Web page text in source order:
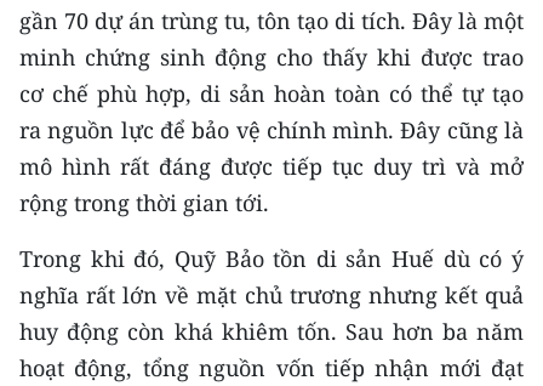
Chuyên trang TP. Hồ Chí Minh
CHUYÊN ĐỀ
CÁC CHUYÊN TRANG
VỀ BÁO NHÂN DÂN
THỜI NAY
NHÂN DÂN CUỐI TUẦN
gần 70 dự án trùng tu, tôn tạo di tích. Đây là một
minh chứng sinh động cho thấy khi được trao
cơ chế phù hợp, di sản hoàn toàn có thể tự tạo
ra nguồn lực để bảo vệ chính mình. Đây cũng là
mô hình rất đáng được tiếp tục duy trì và mở
rộng trong thời gian tới.
Trong khi đó, Quỹ Bảo tồn di sản Huế dù có ý
nghĩa rất lớn về mặt chủ trương nhưng kết quả
huy động còn khá khiêm tốn. Sau hơn ba năm
hoạt động, tổng nguồn vốn tiếp nhận mới đạt